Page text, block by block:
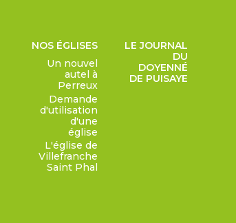
NOS ÉGLISES
Un nouvel
autel à
Perreux
Demande
d'utilisation
d'une
église
L'église de
Villefranche
Saint Phal
LE JOURNAL
DU
DOYENNÉ
DE PUISAYE